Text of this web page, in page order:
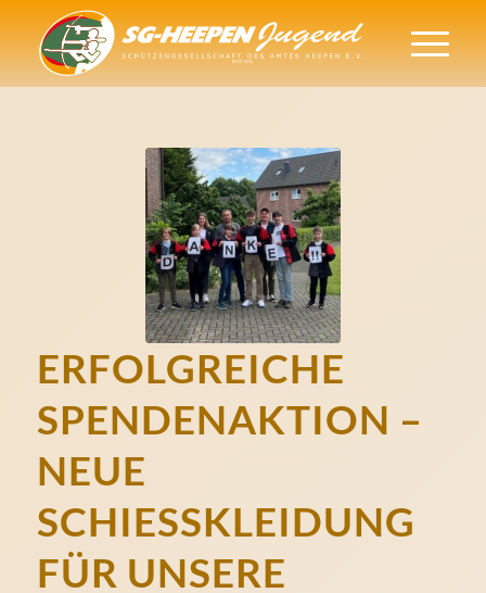
ERFOLGREICHE
SPENDENAKTION –
NEUE
SCHIESSKLEIDUNG F
ÜR UNSERE J